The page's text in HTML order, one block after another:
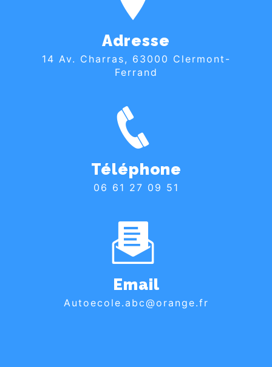
Adresse
14 Av. Charras, 63000 Clermont-
Ferrand
Téléphone
06 61 27 09 51
Email
autoecole.abc@orange.fr